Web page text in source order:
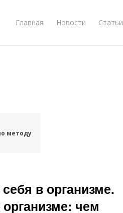
Главная Новости Статьи
методу
в организме.
чем